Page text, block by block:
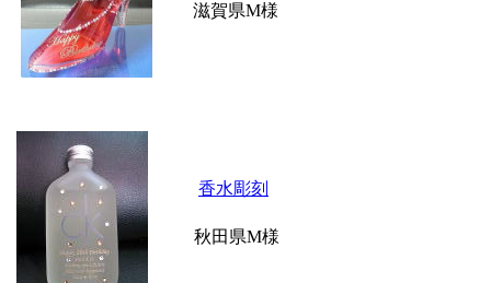
滋賀県M様
香水彫刻
秋田県M様